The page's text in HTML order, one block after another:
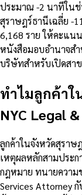
ประมาณ -2 นาทีในช่
สุราษฎร์ธานีเฉลี่ย -
6,168 ราย ให้คะแน
หนังสือมอบอำนาจสำ
บริษัทสำหรับเปิดสา
ทำไมลูกค้าใ
NYC Legal
ลูกค้าในจังหวัดสุราษ
เหตุผลหลักสามประก
กฎหมาย ทนายความ
Services Attorney